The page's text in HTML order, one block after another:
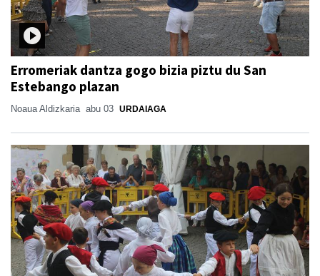
Erromeriak dantza gogo bizia piztu du San
Estebango plazan
Noaua Aldizkaria abu 03 URDAIAGA